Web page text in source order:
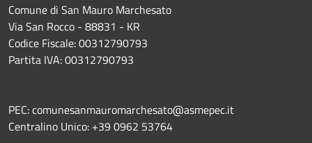
Comune di San Mauro Marchesato
Via San Rocco - 88831 - KR
Codice Fiscale: 00312790793
Partita IVA: 00312790793
PEC: comunesanmauromarchesato@asmepec.it
Centralino Unico: +39 0962 53764